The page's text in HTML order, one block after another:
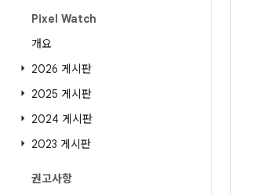
Pixel Watch
개요
2026 게시판
2025 게시판
2024 게시판
2023 게시판
권고사항